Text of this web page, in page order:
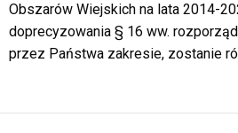
Obszarów Wiejskich na lata 2014-
doprecyzowania § 16 ww.
przez Państwa zakresie, zostanie